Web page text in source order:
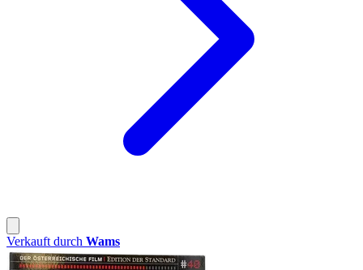
Verkauft durch Wams